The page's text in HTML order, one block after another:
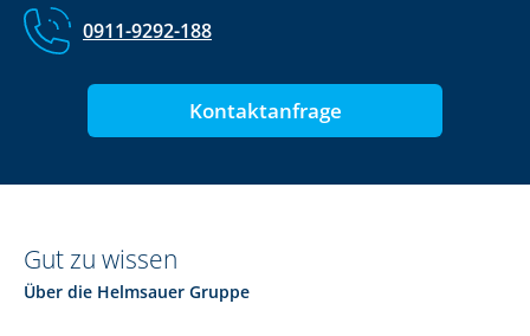
0911-9292-188
Kontaktanfrage
Gut zu wissen
Über die Helmsauer Gruppe